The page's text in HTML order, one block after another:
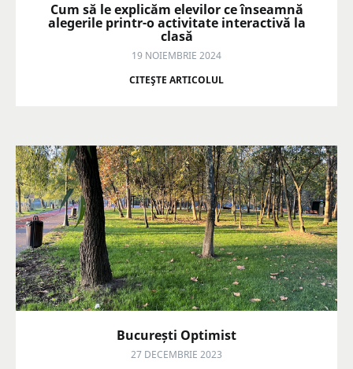
Cum să le explicăm elevilor ce înseamnă
alegerile printr-o activitate interactivă la
clasă
19 NOIEMBRIE 2024
CITEŞTE ARTICOLUL
București Optimist
27 DECEMBRIE 2023